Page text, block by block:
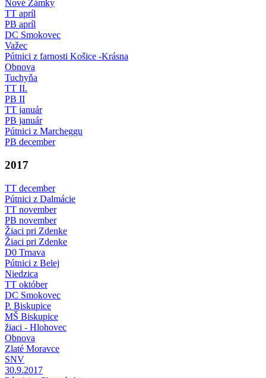
Nové Zámky
TT apríl
PB apríl
DC Smokovec
Važec
Pútnici z farnosti Košice -Krásna
Obnova
Tuchyňa
TT II.
PB II
TT január
PB január
Pútnici z Marcheggu
PB december
2017
TT december
Pútnici z Dalmácie
TT november
PB november
Žiaci pri Zdenke
Žiaci pri Zdenke
D0 Trnava
Pútnici z Belej
Niedzica
TT október
DC Smokovec
P. Biskupice
MŠ Biskupice
žiaci - Hlohovec
Obnova
Zlaté Moravce
SNV
30.9.2017